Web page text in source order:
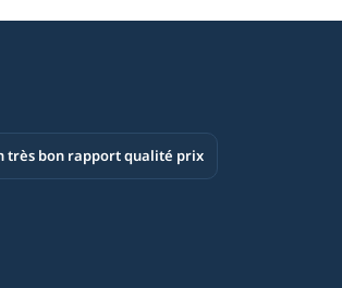
très bon rapport qualité prix